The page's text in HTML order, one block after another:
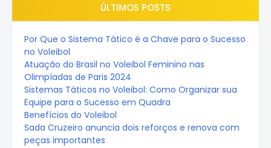
ÚLTIMOS POSTS
Por Que o Sistema Tático é a Chave para o Sucesso
no Voleibol
Atuação do Brasil no Voleibol Feminino nas
Olimpíadas de Paris 2024
Sistemas Táticos no Voleibol: Como Organizar sua
Equipe para o Sucesso em Quadra
Benefícios do Voleibol
Sada Cruzeiro anuncia dois reforços e renova com
peças importantes